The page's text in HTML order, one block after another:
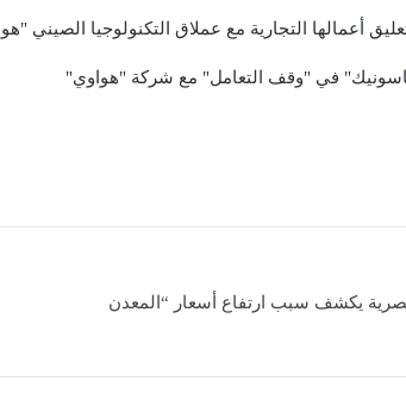
تعليق أعمالها التجارية مع عملاق التكنولوجيا الصيني
في "وقف التعامل" مع شركة "هواوي"
يكشف سبب ارتفاع أسعار “المعدن